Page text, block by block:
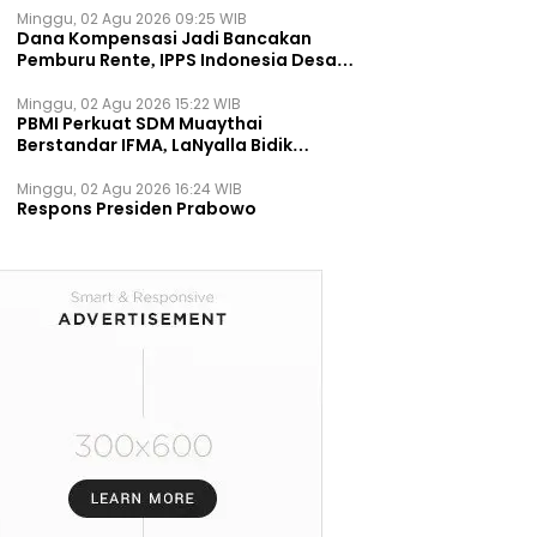
Minggu, 02 Agu 2026 09:25 WIB
Dana Kompensasi Jadi Bancakan
Pemburu Rente, IPPS Indonesia Desak
Permanen
Minggu, 02 Agu 2026 15:22 WIB
PBMI Perkuat SDM Muaythai
Berstandar IFMA, LaNyalla Bidik
Minggu, 02 Agu 2026 16:24 WIB
Respons Presiden Prabowo